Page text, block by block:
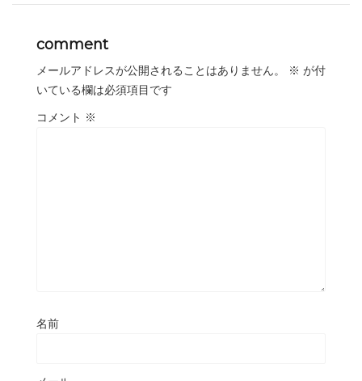
comment
メールアドレスが公開されることはありません。 ※ が付
いている欄は必須項目です
コメント ※
名前